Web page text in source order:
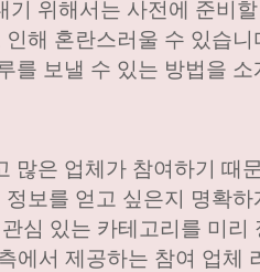
위해서는 사전에 준비
해 혼란스러울 수 있습
를 보낼 수 있는 방법을
많은 업체가 참여하기 때
보를 얻고 싶은지 명확
심 있는 카테고리를 미
에서 제공하는 참여 업체